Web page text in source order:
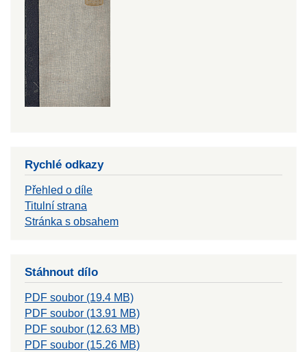
Rychlé odkazy
Přehled o díle
Titulní strana
Stránka s obsahem
Stáhnout dílo
PDF soubor (19.4 MB)
PDF soubor (13.91 MB)
PDF soubor (12.63 MB)
PDF soubor (15.26 MB)